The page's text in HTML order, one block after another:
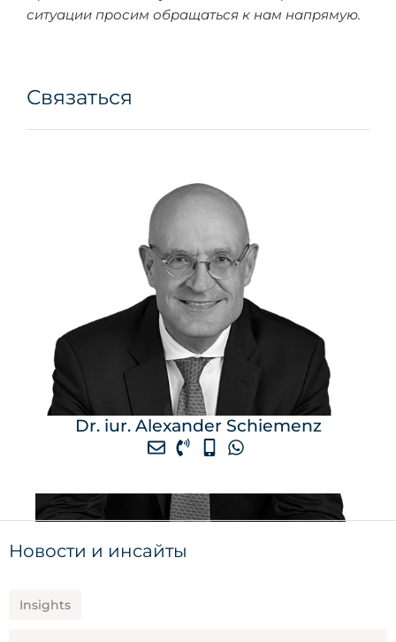
ситуации просим обращаться к нам напрямую.
Связаться
Dr. iur. Alexander Schiemenz
Новости и инсайты
Insights